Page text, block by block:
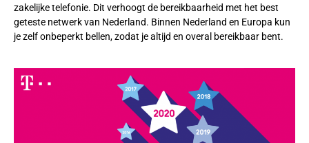
zakelijke telefonie. Dit verhoogt de bereikbaarheid met het best
geteste netwerk van Nederland. Binnen Nederland en Europa kun
je zelf onbeperkt bellen, zodat je altijd en overal bereikbaar bent.